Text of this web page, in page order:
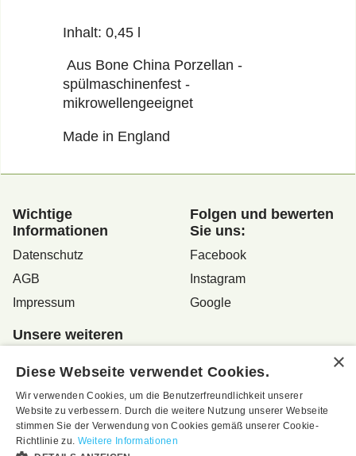
Inhalt: 0,45 l
Aus Bone China Porzellan -
spülmaschinenfest -
mikrowellengeeignet
Made in England
Wichtige
Informationen
Datenschutz
AGB
Impressum
Folgen und bewerten
Sie uns:
Facebook
Instagram
Google
Unsere weiteren
www.altstadtladen.at
www.robea.at
Diese Webseite verwendet Cookies.
Wir verwenden Cookies, um die Benutzerfreundlichkeit unserer
Website zu verbessern. Durch die weitere Nutzung unserer Webseite
stimmen Sie der Verwendung von Cookies gemäß unserer Cookie-
Richtlinie zu. Weitere Informationen